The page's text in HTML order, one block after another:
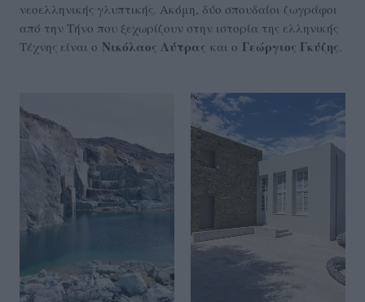
νεοελληνικής γλυπτικής. Ακόμη, δύο σπουδαίοι ζωγράφοι
από την Τήνο που ξεχωρίζουν στην ιστορία της ελληνικής
Τέχνης είναι ο Νικόλαος Λύτρας και ο Γεώργιος Γκύζης.